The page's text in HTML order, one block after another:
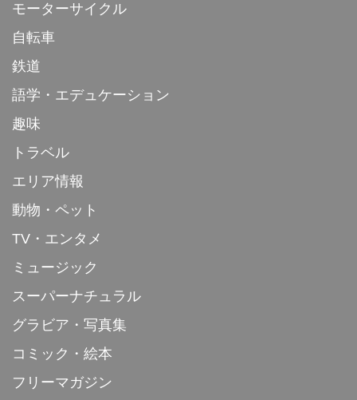
モーターサイクル
自転車
鉄道
語学・エデュケーション
趣味
トラベル
エリア情報
動物・ペット
TV・エンタメ
ミュージック
スーパーナチュラル
グラビア・写真集
コミック・絵本
フリーマガジン